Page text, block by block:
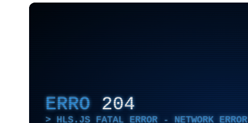
ERRO 204
HLS.JS FATAL ERROR - NETWORK ERROR